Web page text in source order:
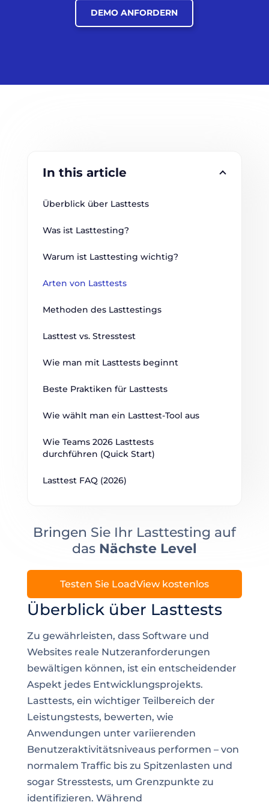
DEMO ANFORDERN
Überblick über Lasttests
Zu gewährleisten, dass Software und
Websites reale Nutzeranforderungen
bewältigen können, ist ein entscheidender
Aspekt jedes Entwicklungsprojekts.
Lasttests, ein wichtiger Teilbereich der
Leistungstests, bewerten, wie
Anwendungen unter variierenden
Benutzeraktivitätsniveaus performen – von
normalem Traffic bis zu Spitzenlasten und
sogar Stresstests, um Grenzpunkte zu
identifizieren. Während
In this article
Überblick über Lasttests
Was ist Lasttesting?
Warum ist Lasttesting wichtig?
Arten von Lasttests
Methoden des Lasttestings
Lasttest vs. Stresstest
Wie man mit Lasttests beginnt
Beste Praktiken für Lasttests
Wie wählt man ein Lasttest-Tool aus
Wie Teams 2026 Lasttests
durchführen (Quick Start)
Lasttest FAQ (2026)
Bringen Sie Ihr Lasttesting auf
das Nächste Level
Testen Sie LoadView kostenlos